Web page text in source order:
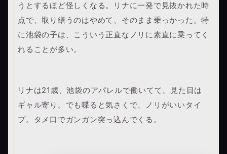
うとするほど怪しくなる。リナに一発で見抜かれた時
点で、取り繕うのはやめて、そのまま乗っかった。特
に池袋の子は、こういう正直なノリに素直に乗ってく
れることが多い。
リナは21歳、池袋のアパレルで働いてて、見た目は
ギャル寄り。でも喋ると気さくで、ノリがいいタイ
プ。タメ口でガンガン突っ込んでくる。